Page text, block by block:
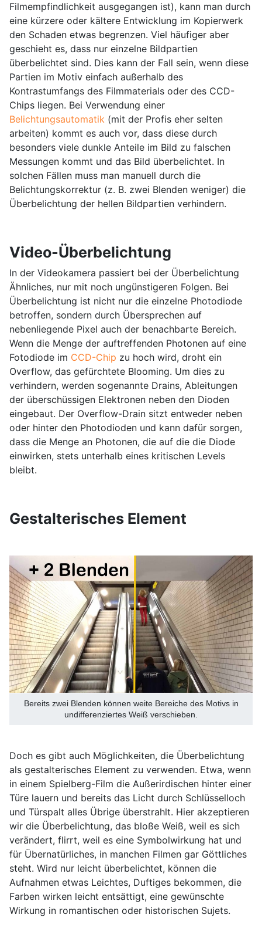
Filmempfindlichkeit ausgegangen ist), kann man durch
eine kürzere oder kältere Entwicklung im Kopierwerk
den Schaden etwas begrenzen. Viel häufiger aber
geschieht es, dass nur einzelne Bildpartien
überbelichtet sind. Dies kann der Fall sein, wenn diese
Partien im Motiv einfach außerhalb des
Kontrastumfangs des Filmmaterials oder des CCD-
Chips liegen. Bei Verwendung einer
Belichtungsautomatik (mit der Profis eher selten
arbeiten) kommt es auch vor, dass diese durch
besonders viele dunkle Anteile im Bild zu falschen
Messungen kommt und das Bild überbelichtet. In
solchen Fällen muss man manuell durch die
Belichtungskorrektur (z. B. zwei Blenden weniger) die
Überbelichtung der hellen Bildpartien verhindern.
Video-Überbelichtung
In der Videokamera passiert bei der Überbelichtung
Ähnliches, nur mit noch ungünstigeren Folgen. Bei
Überbelichtung ist nicht nur die einzelne Photodiode
betroffen, sondern durch Übersprechen auf
nebenliegende Pixel auch der benachbarte Bereich.
Wenn die Menge der auftreffenden Photonen auf eine
Fotodiode im CCD-Chip zu hoch wird, droht ein
Overflow, das gefürchtete Blooming. Um dies zu
verhindern, werden sogenannte Drains, Ableitungen
der überschüssigen Elektronen neben den Dioden
eingebaut. Der Overflow-Drain sitzt entweder neben
oder hinter den Photodioden und kann dafür sorgen,
dass die Menge an Photonen, die auf die die Diode
einwirken, stets unterhalb eines kritischen Levels
bleibt.
Gestalterisches Element
Bereits zwei Blenden können weite Bereiche des Motivs in
undifferenziertes Weiß verschieben.
Doch es gibt auch Möglichkeiten, die Überbelichtung
als gestalterisches Element zu verwenden. Etwa, wenn
in einem Spielberg-Film die Außerirdischen hinter einer
Türe lauern und bereits das Licht durch Schlüsselloch
und Türspalt alles Übrige überstrahlt. Hier akzeptieren
wir die Überbelichtung, das bloße Weiß, weil es sich
verändert, flirrt, weil es eine Symbolwirkung hat und
für Übernatürliches, in manchen Filmen gar Göttliches
steht. Wird nur leicht überbelichtet, können die
Aufnahmen etwas Leichtes, Duftiges bekommen, die
Farben wirken leicht entsättigt, eine gewünschte
Wirkung in romantischen oder historischen Sujets.